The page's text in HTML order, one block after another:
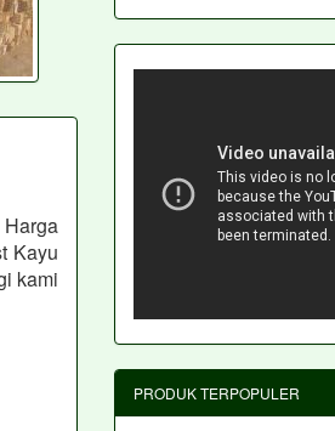
Kayu
kami
PRODUK TERPOPULER